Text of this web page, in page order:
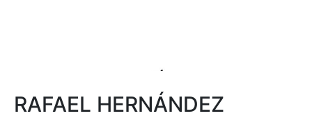
RAFAEL HERNÁNDEZ